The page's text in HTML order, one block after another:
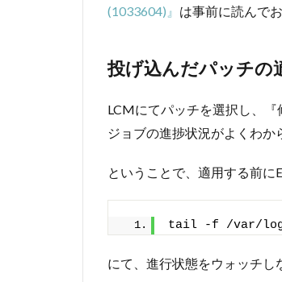
(1033604)』 は事前に読んで
投げ込んだパッチの
LCMにてパッチを選択し、『
ジョブの進捗状況がよくわか
ということで、適用する前に
tail -f /var/log/
にて、進行状態をウォッチし